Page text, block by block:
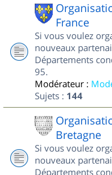
France
Si vous voulez
nouveaux
Départements
95.
Modérateur :
Sujets : 144
Bretagne
Si vous voulez
nouveaux
Départements